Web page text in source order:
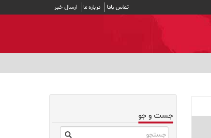
تماس باما درباره ما ارسال خبر
جست و جو